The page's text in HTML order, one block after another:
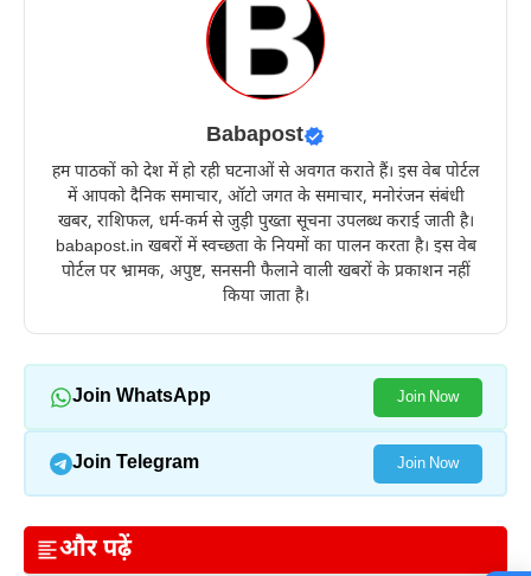
Babapost
हम पाठकों को देश में हो रही घटनाओं से अवगत कराते हैं। इस वेब पोर्टल
में आपको दैनिक समाचार, ऑटो जगत के समाचार, मनोरंजन संबंधी
खबर, राशिफल, धर्म-कर्म से जुड़ी पुख्ता सूचना उपलब्ध कराई जाती है।
babapost.in खबरों में स्वच्छता के नियमों का पालन करता है। इस वेब
पोर्टल पर भ्रामक, अपुष्ट, सनसनी फैलाने वाली खबरों के प्रकाशन नहीं
किया जाता है।
Join WhatsApp Join Now
Join Telegram Join Now
और पढ़ें